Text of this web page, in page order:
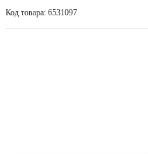
Код товара: 6531097